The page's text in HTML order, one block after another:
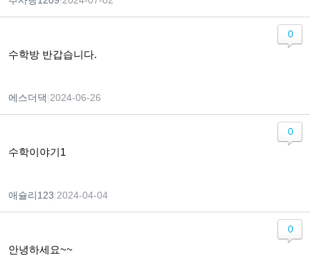
수학방 반갑습니다.
에스더댁 2024-06-26
0
수학이야기1
애슐리123 2024-04-04
0
안녕하세요~~
0